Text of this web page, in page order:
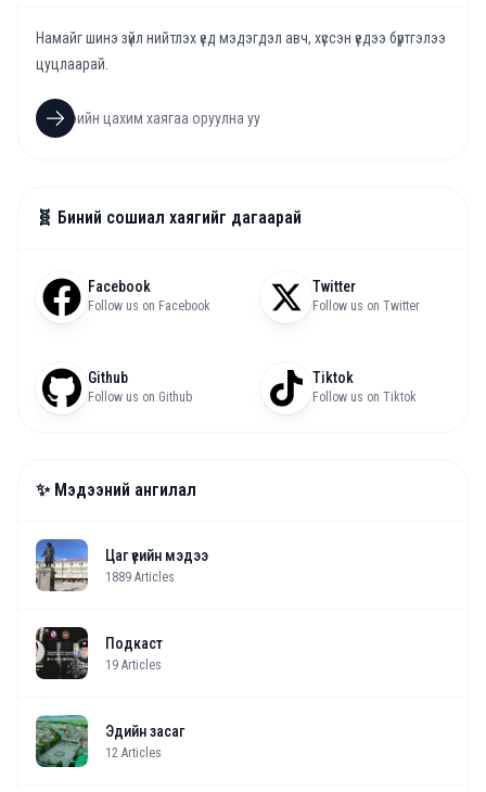
Намайг шинэ зүйл нийтлэх үед мэдэгдэл авч, хүссэн үедээ бүртгэлээ
цуцлаарай.
🧬 Биний сошиал хаягийг дагаарай
Facebook
Follow us on Facebook
Twitter
Follow us on Twitter
Github
Follow us on Github
Tiktok
Follow us on Tiktok
✨ Мэдээний ангилал
Цаг үеийн мэдээ
1889 Articles
Подкаст
19 Articles
Эдийн засаг
12 Articles